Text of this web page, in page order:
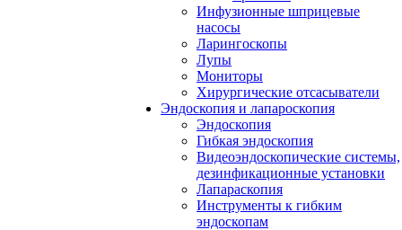
Инфузионные шприцевые
насосы
Ларингоскопы
Лупы
Мониторы
Хирургические отсасыватели
Эндоскопия и лапароскопия
Эндоскопия
Гибкая эндоскопия
Видеоэндоскопические системы,
дезинфикационные установки
Лапараскопия
Инструменты к гибким
эндоскопам